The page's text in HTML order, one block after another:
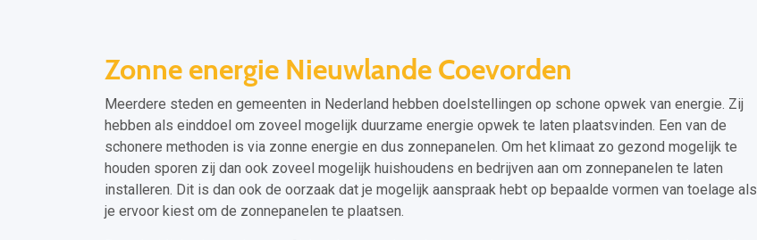
Zonne energie Nieuwlande Coevorden
Meerdere steden en gemeenten in Nederland hebben doelstellingen op schone opwek van energie. Zij
hebben als einddoel om zoveel mogelijk duurzame energie opwek te laten plaatsvinden. Een van de
schonere methoden is via zonne energie en dus zonnepanelen. Om het klimaat zo gezond mogelijk te
houden sporen zij dan ook zoveel mogelijk huishoudens en bedrijven aan om zonnepanelen te laten
installeren. Dit is dan ook de oorzaak dat je mogelijk aanspraak hebt op bepaalde vormen van toelage als
je ervoor kiest om de zonnepanelen te plaatsen.